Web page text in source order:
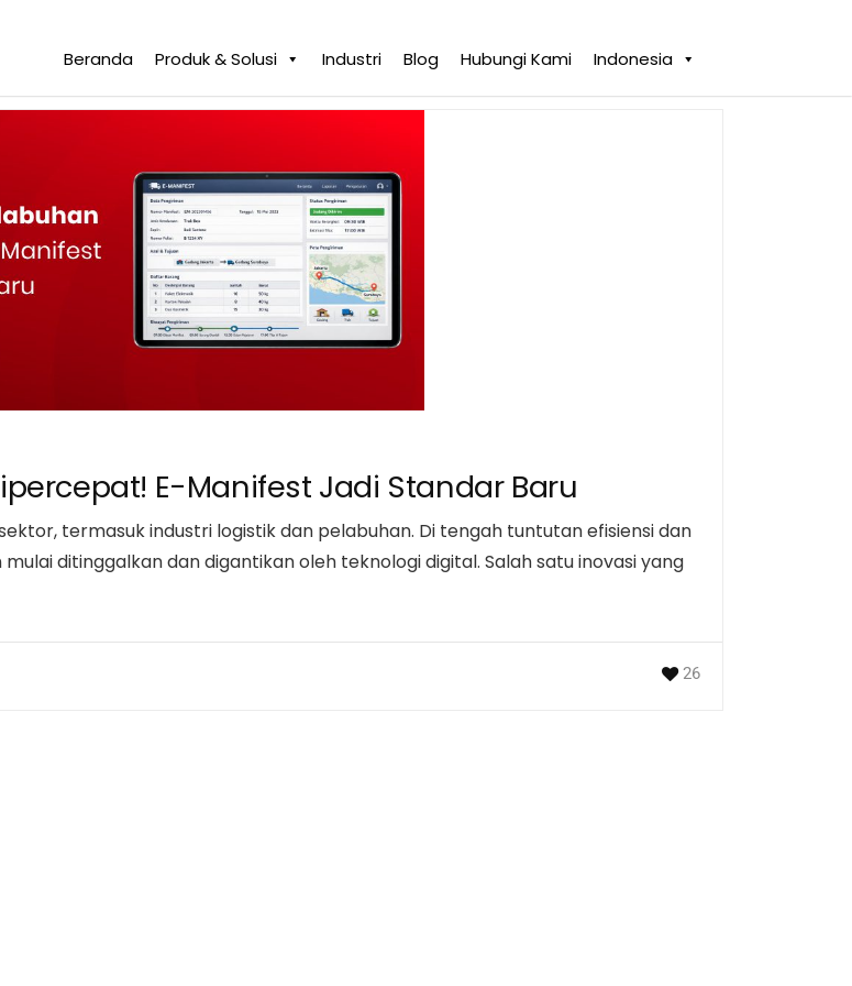
Beranda Produk & Solusi Industri Blog Hubungi Kami Indonesia
E-Manifest Jadi Standar Baru
termasuk industri logistik dan pelabuhan. Di tengah tuntutan efisiensi dan
ditinggalkan dan digantikan oleh teknologi digital. Salah satu inovasi yang
26